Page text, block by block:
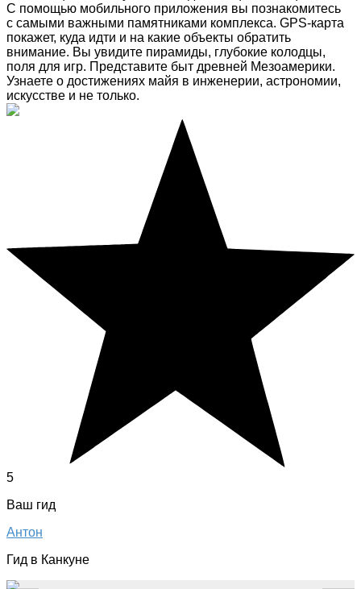
С помощью мобильного приложения вы познакомитесь
с самыми важными памятниками комплекса. GPS-карта
покажет, куда идти и на какие объекты обратить
внимание. Вы увидите пирамиды, глубокие колодцы,
поля для игр. Представите быт древней Мезоамерики.
Узнаете о достижениях майя в инженерии, астрономии,
искусстве и не только.
5
Ваш гид
Антон
Гид в Канкуне